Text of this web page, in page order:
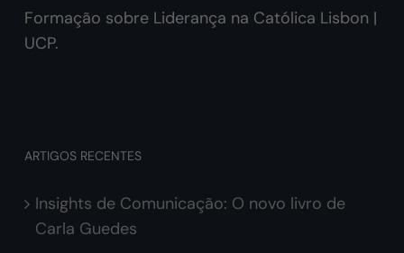
Formação sobre Liderança na Católica Lisbon |
UCP.
ARTIGOS RECENTES
Insights de Comunicação: O novo livro de
Carla Guedes